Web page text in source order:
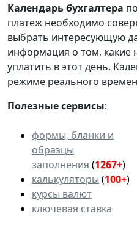
Календарьбухгалтера
платеж необходимо
выбрать интересующую
информация о том, какие
уплатить в этот день.
режиме реального
Полезные сервисы:
формы, бланки и
образцы
заполнения (1267+)
калькуляторы (100+)
курсы валют
ключевая ставка